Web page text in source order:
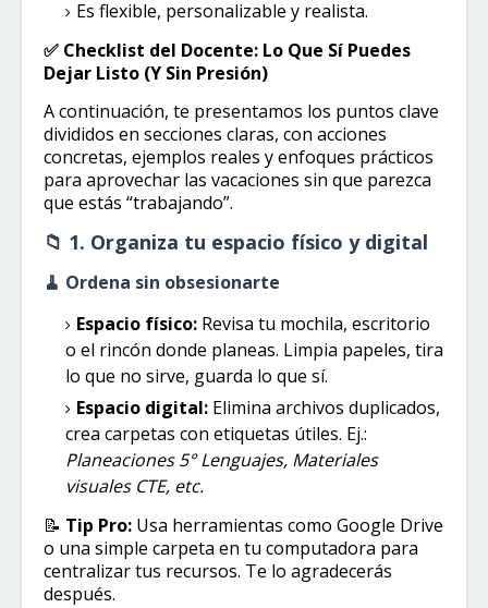
Es flexible, personalizable y realista.
✅ Checklist del Docente: Lo Que Sí Puedes
Dejar Listo (Y Sin Presión)
A continuación, te presentamos los puntos clave
divididos en secciones claras, con acciones
concretas, ejemplos reales y enfoques prácticos
para aprovechar las vacaciones sin que parezca
que estás “trabajando”.
📁 1. Organiza tu espacio físico y digital
🧹 Ordena sin obsesionarte
Espacio físico: Revisa tu mochila, escritorio
o el rincón donde planeas. Limpia papeles, tira
lo que no sirve, guarda lo que sí.
Espacio digital: Elimina archivos duplicados,
crea carpetas con etiquetas útiles. Ej.:
Planeaciones 5° Lenguajes, Materiales
visuales CTE, etc.
📝 Tip Pro: Usa herramientas como Google Drive
o una simple carpeta en tu computadora para
centralizar tus recursos. Te lo agradecerás
después.